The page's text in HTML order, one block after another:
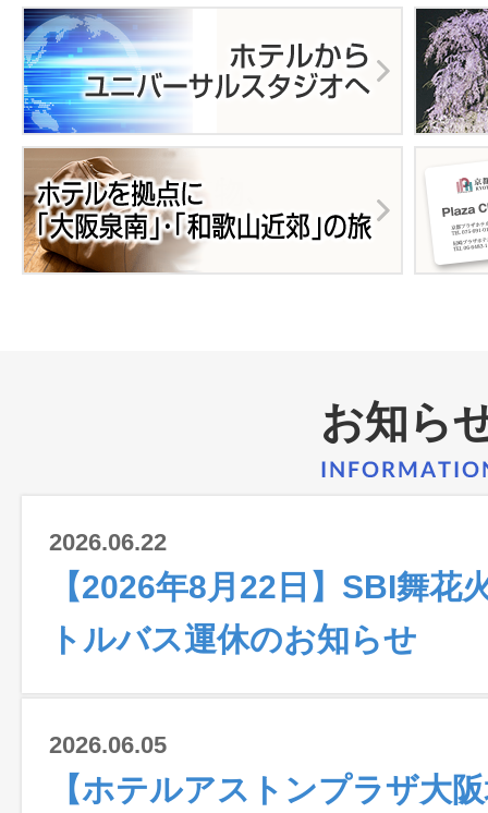
お知ら
2026.06.22
【2026年8月22日】SBI舞花
トルバス運休のお知らせ
2026.06.05
【ホテルアストンプラザ大